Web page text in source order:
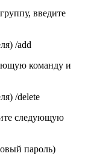
введите
/add
команду и
/delete
следующую
пароль)